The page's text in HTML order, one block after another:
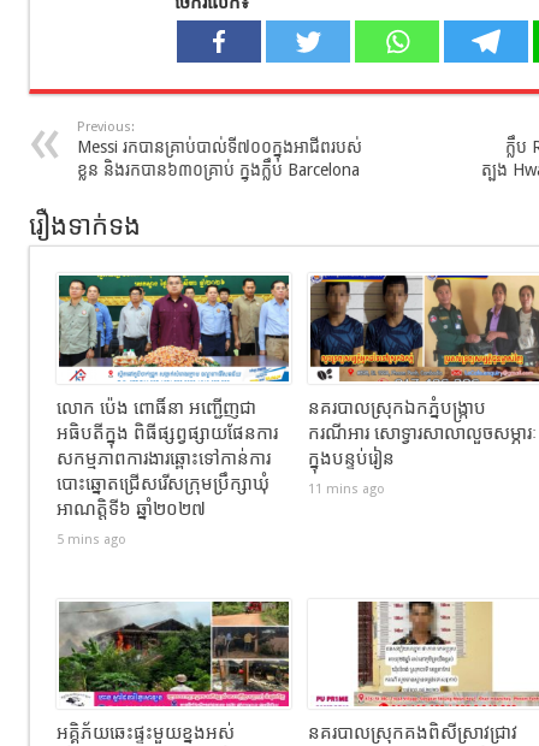
Previous:
Messi​ រកបានគ្រាប់បាល់ទី៧០០ក្នុងអាជីពរបស់
ខ្លួន និងរកបាន៦៣០គ្រាប់ ក្នុងក្លឹប Barcelona
ក្លឹប
ត្បូង
រឿងទាក់ទង
លោក ប៉េង ពោធិ៍នា អញ្ជើញជា
អធិបតីក្នុង ពិធីផ្សព្វផ្សាយផែនការ
សកម្មភាពការងារឆ្ពោះទៅកាន់ការ
បោះឆ្នោតជ្រើសរើសក្រុមប្រឹក្សាឃុំ
អាណត្តិទី៦ ឆ្នាំ២០២៧
5 mins ago
នគរបាលស្រុកឯកភ្នំបង្រ្កាប
ករណីអារ សោទ្វារសាលាលួចសម្ភារៈ
ក្នុងបន្ទប់រៀន
11 mins ago
អគ្គិភ័យឆេះផ្ទះមួយខ្នងអស់
នគរបាលស្រុកគងពិសីស្រាវជ្រាវ